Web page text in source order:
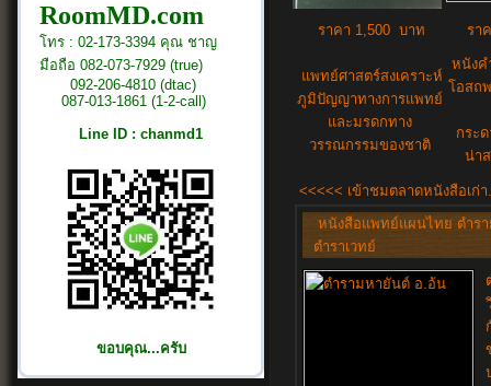
RoomMD.com
โทร : 02-173-3394 คุณ ชาญ
มือถือ 082-073-7929 (true)
092-206-4810 (dtac)
087-013-1861 (1-2-call)
Line ID : chanmd1
ขอบคุณ...ครับ
ราคา 1,500 บาท รา
แพทย์ศาสตร์สงเคราะห์
ภูมิปัญญาทางการแพทย์
และมรดกทาง
วรรณกรรมของชาติ
หนังค
โอสถ
กระ
น่า
<<<<< เข้าชมตลาดหนังสือเ
หนังสือแพทย์แผนไทย ตำร
ตำราเวทย์